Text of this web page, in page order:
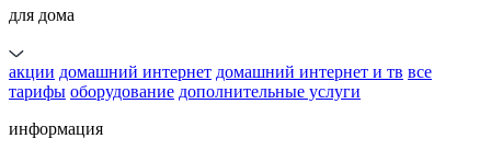
для дома
акции домашний интернет домашний интернет и тв все
тарифы оборудование дополнительные услуги
информация